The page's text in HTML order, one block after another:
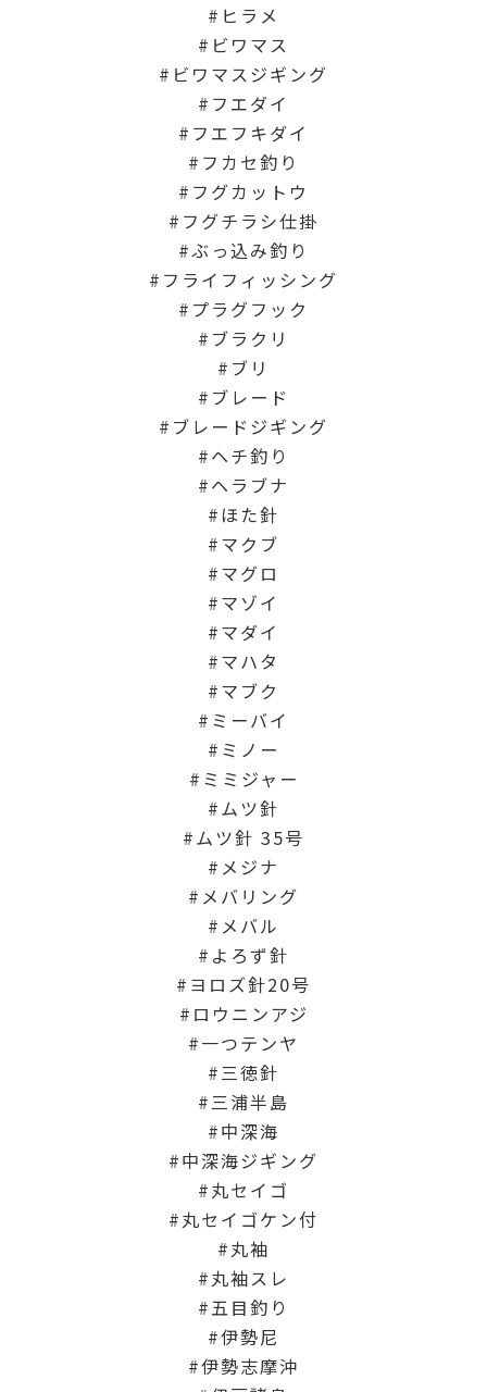
ヒラメ
ビワマス
ビワマスジギング
フエダイ
フエフキダイ
フカセ釣り
フグカットウ
フグチラシ仕掛
ぶっ込み釣り
フライフィッシング
プラグフック
ブラクリ
ブリ
ブレード
ブレードジギング
ヘチ釣り
ヘラブナ
ほた針
マクブ
マグロ
マゾイ
マダイ
マハタ
マブク
ミーバイ
ミノー
ミミジャー
ムツ針
ムツ針 35号
メジナ
メバリング
メバル
よろず針
ヨロズ針20号
ロウニンアジ
一つテンヤ
三徳針
三浦半島
中深海
中深海ジギング
丸セイゴ
丸セイゴケン付
丸袖
丸袖スレ
五目釣り
伊勢尼
伊勢志摩沖